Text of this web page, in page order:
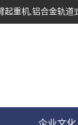
起重机,铝合金轨